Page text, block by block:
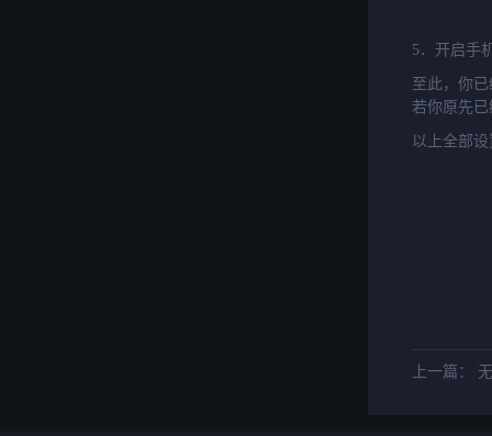
5． 开启手
至此，你
若你原先
以上全部
上一篇： 无